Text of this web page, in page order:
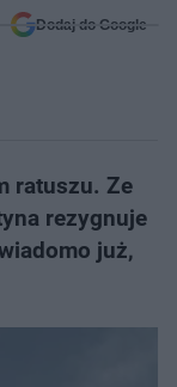
Dodaj do Google
ratuszu. Ze
rezygnuje
już,